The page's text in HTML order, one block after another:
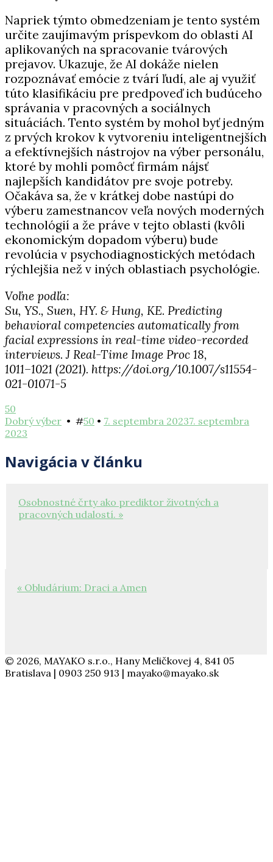
Napriek týmto obmedzeniam je tento systém
určite zaujímavým príspevkom do oblasti AI
aplikovaných na spracovanie tvárových
prejavov. Ukazuje, že AI dokáže nielen
rozpoznávať emócie z tvárí ľudí, ale aj využiť
túto klasifikáciu pre predpoveď ich budúceho
správania v pracovných a sociálnych
situáciách. Tento systém by mohol byť jedným
z prvých krokov k vytvoreniu inteligentnejších
a efektívnejších nástrojov na výber personálu,
ktoré by mohli pomôcť firmám nájsť
najlepších kandidátov pre svoje potreby.
Očakáva sa, že v krátkej dobe nastúpi do
výberu zamestnancov veľa nových moderných
technológií a že práve v tejto oblasti (kvôli
ekonomickým dopadom výberu) bude
revolúcia v psychodiagnostických metódach
rýchlejšia než v iných oblastiach psychológie.
Voľne podľa:
Su, YS., Suen, HY. & Hung, KE. Predicting
behavioral competencies automatically from
facial expressions in real-time video-recorded
interviews. J Real-Time Image Proc 18,
1011–1021 (2021). https://doi.org/10.1007/s11554-
021-01071-5
50
Dobrý výber • #50 • 7. septembra 20237. septembra
2023
Navigácia v článku
Osobnostné črty ako prediktor životných a
pracovných udalostí. »
« Obludárium: Draci a Amen
© 2026, MAYAKO s.r.o., Hany Meličkovej 4, 841 05
Bratislava | 0903 250 913 | mayako@mayako.sk